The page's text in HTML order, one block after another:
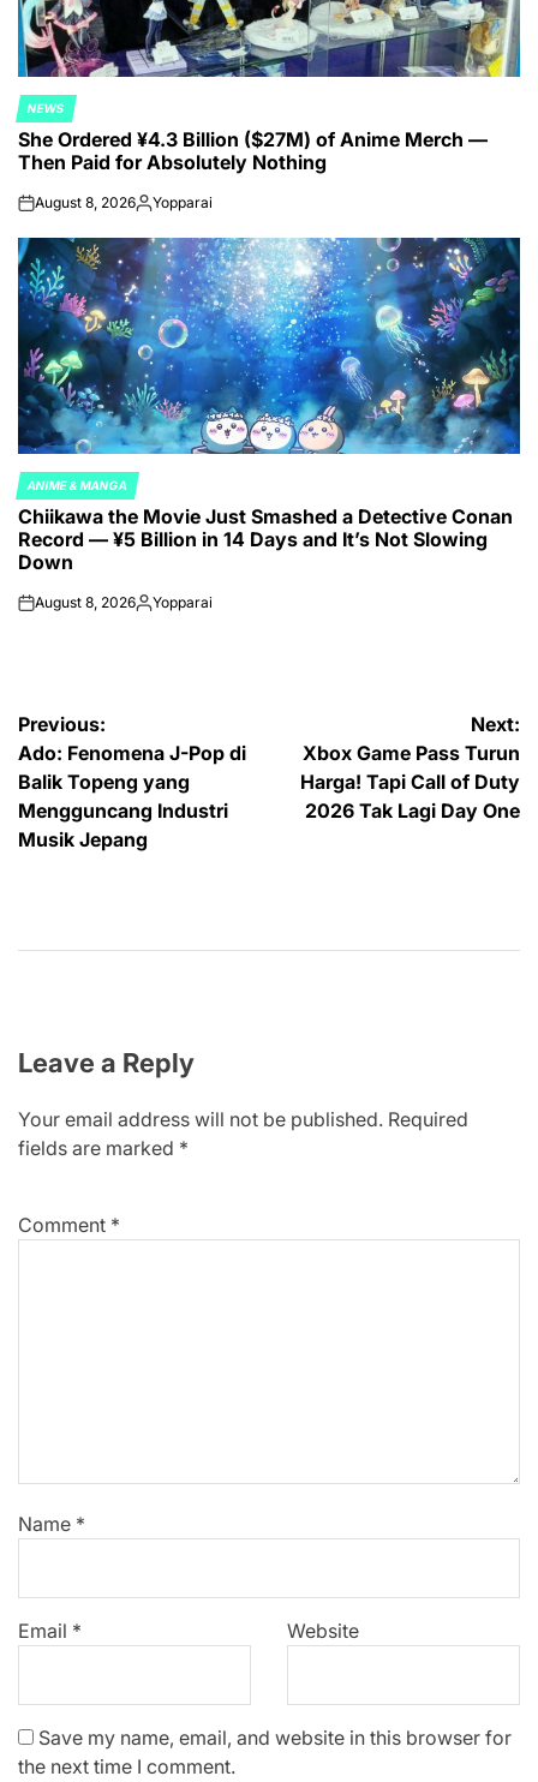
POSTED
IN
NEWS
She Ordered ¥4.3 Billion ($27M) of Anime Merch —
Then Paid for Absolutely Nothing
onAugust 8, 2026Posted
Yopparai
POSTED
IN
ANIME & MANGA
Chiikawa the Movie Just Smashed a Detective Conan
Record — ¥5 Billion in 14 Days and It’s Not Slowing
Down
onAugust 8, 2026Posted
Yopparai
Post
navigation
Previous:
Ado: Fenomena J-Pop di
Balik Topeng yang
Mengguncang Industri
Musik Jepang
Next:
Xbox Game Pass Turun
Harga! Tapi Call of Duty
2026 Tak Lagi Day One
Leave a Reply
Your email address will not be published. Required
fields are marked *
Comment *
Name *
Email * Website
Save my name, email, and website in this browser for
the next time I comment.